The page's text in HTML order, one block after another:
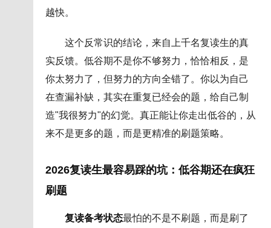
越快。
这个反常识的结论，来自上千名复读生的真
实反馈。低谷期不是你不够努力，恰恰相反，是
你太努力了，但努力的方向全错了。你以为自己
在查漏补缺，其实在重复已经会的题，给自己制
造"我很努力"的幻觉。真正能让你走出低谷的，从
来不是更多的题，而是更精准的刷题策略。
2026复读生最容易踩的坑：低谷期还在疯狂
刷题
复读备考状态最怕的不是不刷题，而是刷了